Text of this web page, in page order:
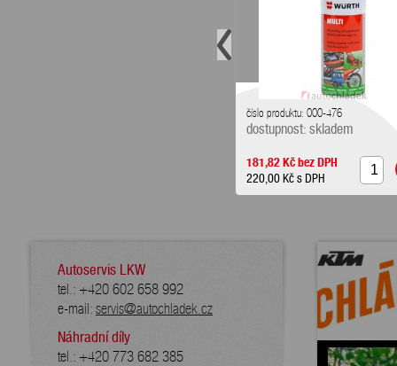
číslo produktu: 000-476
dostupnost: skladem
181,82 Kčbez DPH
220,00 Kčs DPH
Autoservis LKW
tel.: +420 602 658 992
e-mail: servis@autochladek.cz
Náhradní díly
tel.: +420 773 682 385